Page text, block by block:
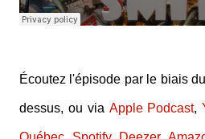
Écoutez l'épisode par le biais
dessus, ou via Apple Podcast,